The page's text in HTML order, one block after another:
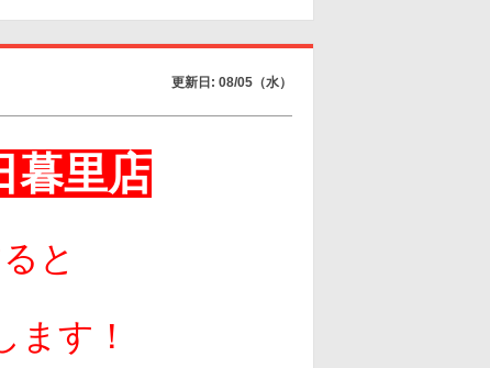
更新日: 08/05（水）
暮里店
と
ます！